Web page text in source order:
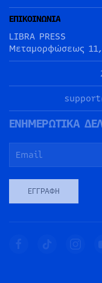
ΕΠΙΚΟΙΝΩΝΙΑ
LIBRA PRESS
Μεταμορφώσεως
ΕΝΗΜΕΡΩΤΙΚΑ
ΕΓΓΡΑΦΉ